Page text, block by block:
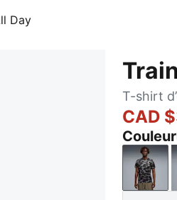
Day
T-shirt
CAD
Couleur